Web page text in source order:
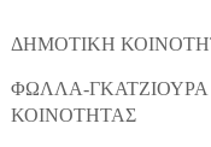
ΔΗΜΟΤΙΚΗ
ΦΩΛΛΑ-
ΚΟΙΝΟΤΗΤΑΣ